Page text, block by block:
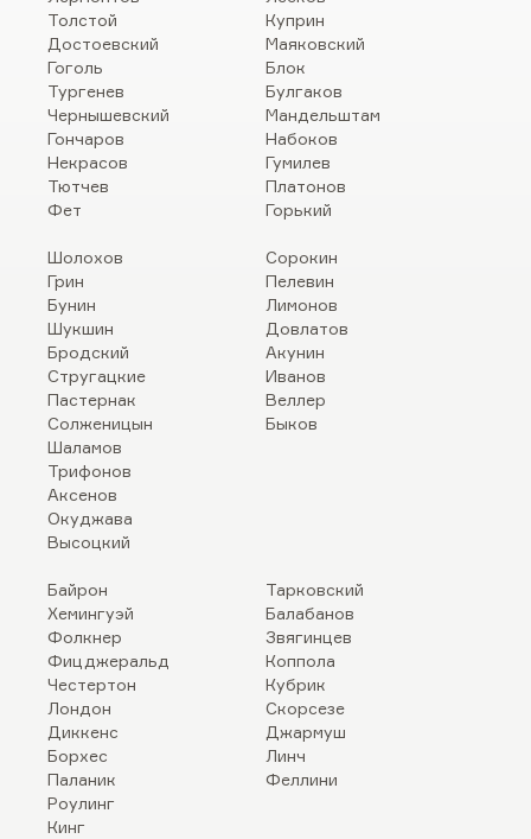
Толстой
Достоевский
Гоголь
Тургенев
Чернышевский
Гончаров
Некрасов
Тютчев
Фет
Куприн
Маяковский
Блок
Булгаков
Мандельштам
Набоков
Гумилев
Платонов
Горький
Шолохов
Грин
Бунин
Шукшин
Бродский
Стругацкие
Пастернак
Солженицын
Шаламов
Трифонов
Аксенов
Окуджава
Высоцкий
Сорокин
Пелевин
Лимонов
Довлатов
Акунин
Иванов
Веллер
Быков
Байрон
Хемингуэй
Фолкнер
Фицджеральд
Честертон
Лондон
Диккенс
Борхес
Паланик
Роулинг
Кинг
Тарковский
Балабанов
Звягинцев
Коппола
Кубрик
Скорсезе
Джармуш
Линч
Феллини